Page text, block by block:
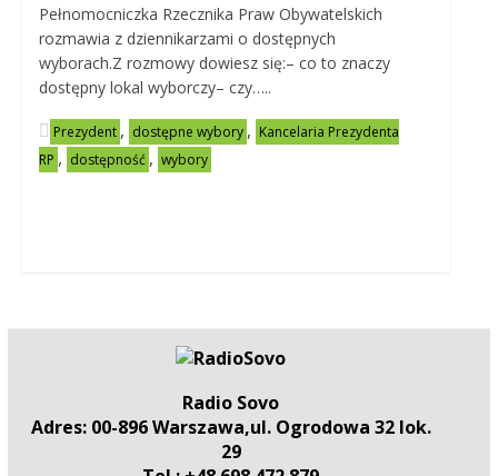
Pełnomocniczka Rzecznika Praw Obywatelskich
rozmawia z dziennikarzami o dostępnych
wyborach.Z rozmowy dowiesz się:– co to znaczy
dostępny lokal wyborczy– czy…..
Prezydent , dostępne wybory , Kancelaria Prezydenta
RP , dostępność , wybory
Radio Sovo
Adres: 00-896 Warszawa,ul. Ogrodowa 32 lok.
29